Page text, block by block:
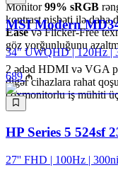
Monitor99% sRGB
kontrast nisbəti ilə daha
Easevə Flicker-Free
göz yorğunluğunu
2 ədəd HDMI və VGA
digər cihazlara rahat
çoxmonitorlu iş mühiti
MSI Modern
34" UWQHD | 120Hz |
689
HP Series 5 524sf
27'' FHD | 100Hz |